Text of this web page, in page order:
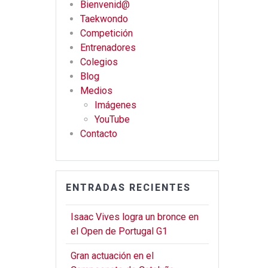
b
o
o
k
gr
a
m
Bienvenid@
Taekwondo
Competición
Entrenadores
Colegios
Blog
Medios
Imágenes
YouTube
Contacto
ENTRADAS RECIENTES
Isaac Vives logra un bronce en
el Open de Portugal G1
Gran actuación en el